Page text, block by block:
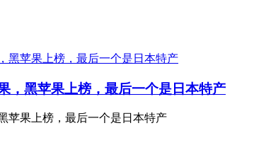
，黑苹果上榜，最后一个是日本特产
苹果上榜，最后一个是日本特产